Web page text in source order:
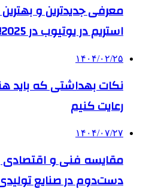
معرفی جدیدترین و
استریم در یوتیوب در 2025!
۱۴۰۴/۰۲/۲۵
نکات بهداشتی که باید
رعایت کنیم
۱۴۰۴/۰۷/۲۷
مقایسه فنی و اقتصادی
دست‌دوم در صنایع